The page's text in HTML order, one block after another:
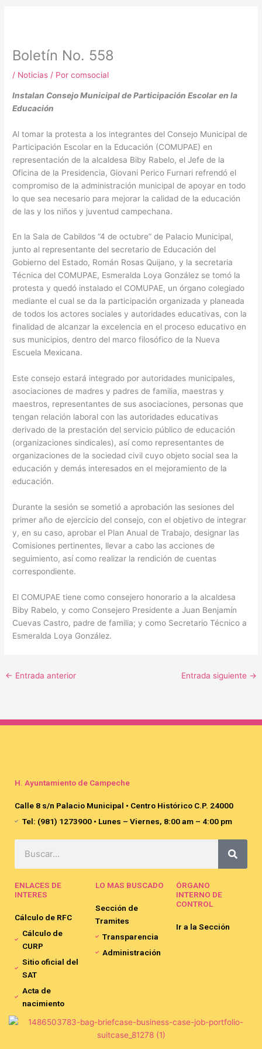
Boletín No. 558
/ Noticias / Porcomsocial
Instalan Consejo Municipal de Participación Escolar en la
Educación
Al tomar la protesta a los integrantes del Consejo Municipal de
Participación Escolar en la Educación (COMUPAE) en
representación de la alcaldesa Biby Rabelo, el Jefe de la
Oficina de la Presidencia, Giovani Perico Furnari refrendó el
compromiso de la administración municipal de apoyar en todo
lo que sea necesario para mejorar la calidad de la educación
de las y los niños y juventud campechana.
En la Sala de Cabildos “4 de octubre” de Palacio Municipal,
junto al representante del secretario de Educación del
Gobierno del Estado, Román Rosas Quijano, y la secretaria
Técnica del COMUPAE, Esmeralda Loya González se tomó la
protesta y quedó instalado el COMUPAE, un órgano colegiado
mediante el cual se da la participación organizada y planeada
de todos los actores sociales y autoridades educativas, con la
finalidad de alcanzar la excelencia en el proceso educativo en
sus municipios, dentro del marco filosófico de la Nueva
Escuela Mexicana.
Este consejo estará integrado por autoridades municipales,
asociaciones de madres y padres de familia, maestras y
maestros, representantes de sus asociaciones, personas que
tengan relación laboral con las autoridades educativas
derivado de la prestación del servicio público de educación
(organizaciones sindicales), así como representantes de
organizaciones de la sociedad civil cuyo objeto social sea la
educación y demás interesados en el mejoramiento de la
educación.
Durante la sesión se sometió a aprobación las sesiones del
primer año de ejercicio del consejo, con el objetivo de integrar
y, en su caso, aprobar el Plan Anual de Trabajo, designar las
Comisiones pertinentes, llevar a cabo las acciones de
seguimiento, así como realizar la rendición de cuentas
correspondiente.
El COMUPAE tiene como consejero honorario a la alcaldesa
Biby Rabelo, y como Consejero Presidente a Juan Benjamín
Cuevas Castro, padre de familia; y como Secretario Técnico a
Esmeralda Loya González.
← Entrada anterior Entrada siguiente →
H. Ayuntamiento de Campeche
Calle 8 s/n Palacio Municipal • Centro Histórico C.P. 24000
Tel: (981) 1273900 • Lunes – Viernes, 8:00 am – 4:00 pm
ENLACES DE
INTERES
Cálculo de RFC
Cálculo de
CURP
Sitio oficial del
SAT
Acta de
nacimiento
LO MAS BUSCADO
Sección de
Tramites
Transparencia
Administración
ÓRGANO
INTERNO DE
CONTROL
Ir a la Sección